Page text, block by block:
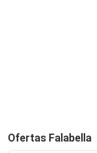
Ofertas Falabella